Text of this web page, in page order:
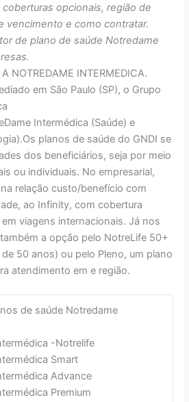
opcionais, região de
vencimento e como contratar.
de plano de saúde Notredame
NOTREDAME INTERMEDICA.
em São Paulo (SP), o Grupo
Intermédica (Saúde) e
planos de saúde do GNDI se
dos beneficiários, seja por meio
ou individuais. No empresarial,
relação custo/benefício com
ao Infinity, com cobertura
viagens internacionais. Já nos
a opção pelo NotreLife 50+
50 anos) ou pelo Pleno, um plano
atendimento em e região.
de saúde Notredame
-Notrelife
Smart
Advance
Premium